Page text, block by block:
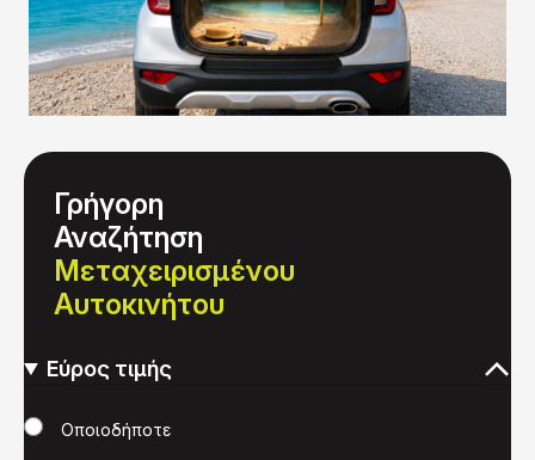
Γρήγορη
Αναζήτηση
Μεταχειρισμένου
Αυτοκινήτου
Εύρος τιμής
ΤιμήΟποιοδήποτε